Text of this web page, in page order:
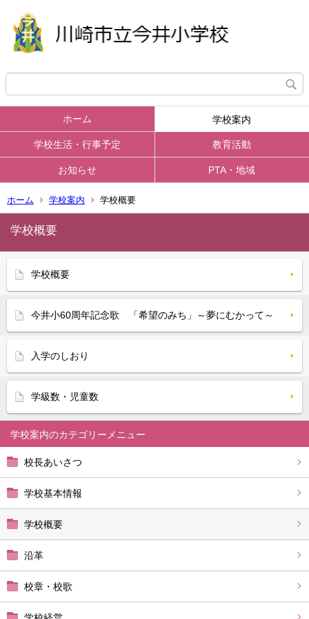
ホーム 学校案内
学校生活・行事予定 教育活動
お知らせ PTA・地域
ホーム 学校案内 学校概要
学校案内
校長あいさつ
学校基本情報
学校概要
沿革
校章・校歌
学校概要
学校概要
今井小60周年記念歌 「希望のみち」～夢にむかって～
入学のしおり
学級数・児童数